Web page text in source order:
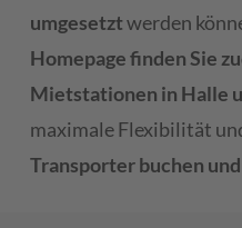
umgesetztwerden
Homepage finden Sie
Mietstationen in Halle
maximale Flexibilität
Transporter buchen